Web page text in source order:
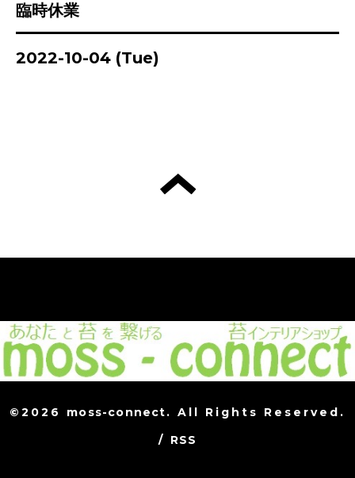
臨時休業
2022-10-04 (Tue)
©2026 moss-connect. All Rights Reserved.
/ RSS